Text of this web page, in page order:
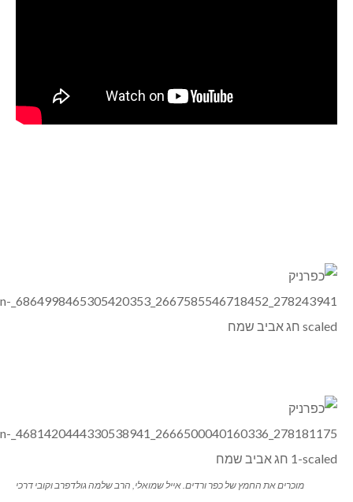
מוכרים את החמץ של כפר ורדים. אייל שמואלי, הרב שלמה גולדפרב וקובי דרכי